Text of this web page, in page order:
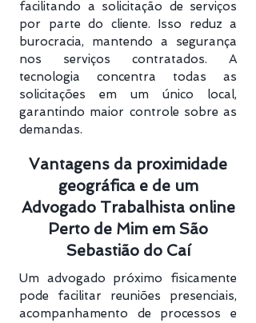
facilitando a solicitação de serviços
por parte do cliente. Isso reduz a
burocracia, mantendo a segurança
nos serviços contratados. A
tecnologia concentra todas as
solicitações em um único local,
garantindo maior controle sobre as
demandas.
Vantagens da proximidade
geográfica e de um
Advogado Trabalhista online
Perto de Mim em São
Sebastião do Caí
Um advogado próximo fisicamente
pode facilitar reuniões presenciais,
acompanhamento de processos e